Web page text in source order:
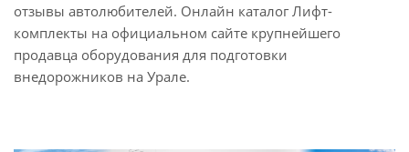
отзывы автолюбителей. Онлайн каталог Лифт-
комплекты на официальном сайте крупнейшего
продавца оборудования для подготовки
внедорожников на Урале.